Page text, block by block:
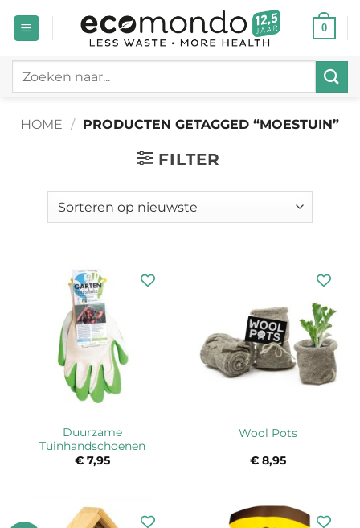
naar
0
Zoeken
HOME / PRODUCTEN GETAGGED “MOESTUIN”
FILTER
Duurzame
Tuinhandschoenen
€7,95
Wool Pots
€ 8,95